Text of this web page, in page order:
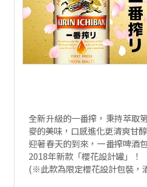
全新升級的一番搾，秉持萃取
麥的美味，口感進化更清爽甘醇
迎著春天的到來，一番搾啤酒
2018年新款「櫻花設計罐」！
(※此款為限定櫻花設計包裝，